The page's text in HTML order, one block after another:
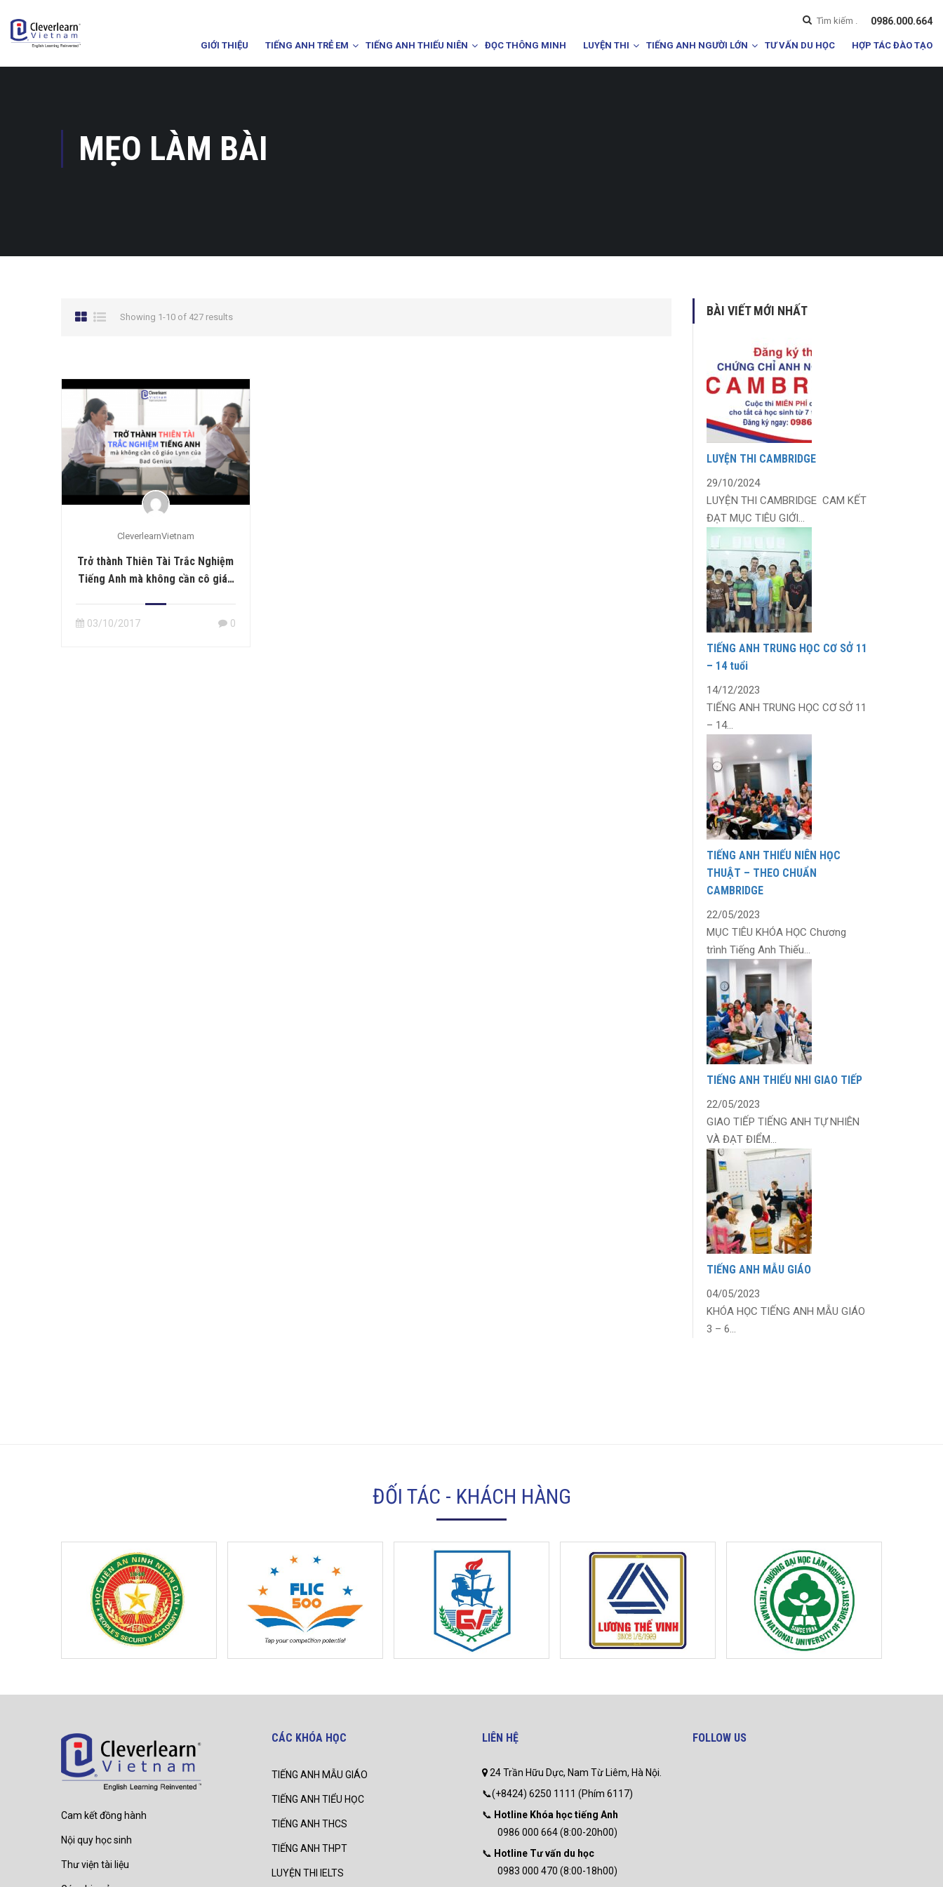
0986.000.664
GIỚI THIỆU TIẾNG ANH TRẺ EM TIẾNG ANH THIẾU NIÊN ĐỌC THÔNG MINH LUYỆN THI TIẾNG ANH NGƯỜI LỚN TƯ VẤN DU HỌC HỢP TÁC ĐÀO TẠO
MẸO LÀM BÀI
Showing 1-10 of 427 results
CleverlearnVietnam
Trở thành Thiên Tài Trắc Nghiệm
Tiếng Anh mà không cần cô giáo
03/10/2017 0
BÀI VIẾT MỚI NHẤT
LUYỆN THI CAMBRIDGE
29/10/2024
LUYỆN THI CAMBRIDGE CAM KẾT
ĐẠT MỤC TIÊU GIỚI...
TIẾNG ANH TRUNG HỌC CƠ SỞ 11
– 14 tuổi
14/12/2023
TIẾNG ANH TRUNG HỌC CƠ SỞ 11
– 14...
TIẾNG ANH THIẾU NIÊN HỌC
THUẬT – THEO CHUẨN
CAMBRIDGE
22/05/2023
MỤC TIÊU KHÓA HỌC Chương
trình Tiếng Anh Thiếu...
TIẾNG ANH THIẾU NHI GIAO TIẾP
22/05/2023
GIAO TIẾP TIẾNG ANH TỰ NHIÊN
VÀ ĐẠT ĐIỂM...
TIẾNG ANH MẪU GIÁO
04/05/2023
KHÓA HỌC TIẾNG ANH MẪU GIÁO
3 – 6...
ĐỐI TÁC - KHÁCH HÀNG
Cam kết đồng hành
Nội quy học sinh
Thư viện tài liệu
CÁC KHÓA HỌC
TIẾNG ANH MẪU GIÁO
TIẾNG ANH TIỂU HỌC
TIẾNG ANH THCS
TIẾNG ANH THPT
LUYỆN THI IELTS
LIÊN HỆ
24 Trần Hữu Dực, Nam Từ Liêm, Hà Nội.
📞(+8424) 6250 1111 (Phím 6117)
📞 Hotline Khóa học tiếng Anh
0986 000 664 (8:00-20h00)
📞 Hotline Tư vấn du học
0983 000 470 (8:00-18h00)
FOLLOW US